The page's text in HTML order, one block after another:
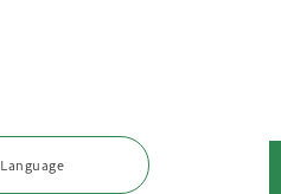
Language
> 環境・産業・企業立地